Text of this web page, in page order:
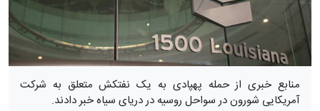
منابع خبری از حمله پهپادی به یک نفتکش متعلق به شرکت
آمریکایی شورون در سواحل روسیه در دریای سیاه خبر دادند.